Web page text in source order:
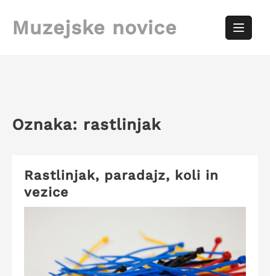
content
Muzejske novice
Oznaka: rastlinjak
Rastlinjak, paradajz, koli in
vezice